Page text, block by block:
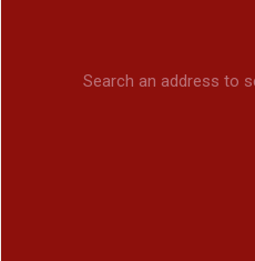
Search an address to